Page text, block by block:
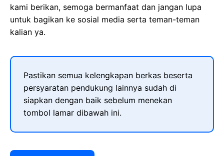
kami berikan, semoga bermanfaat dan jangan lupa
untuk bagikan ke sosial media serta teman-teman
kalian ya.
Pastikan semua kelengkapan berkas beserta
persyaratan pendukung lainnya sudah di
siapkan dengan baik sebelum menekan
tombol lamar dibawah ini.